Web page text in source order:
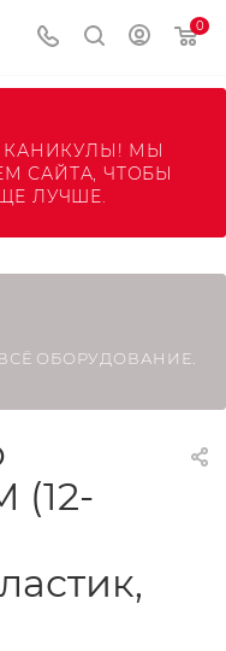
0
КАНИКУЛЫ! МЫ
САЙТА, ЧТОБЫ
ЛУЧШЕ.
ОБОРУДОВАНИЕ.
(12-